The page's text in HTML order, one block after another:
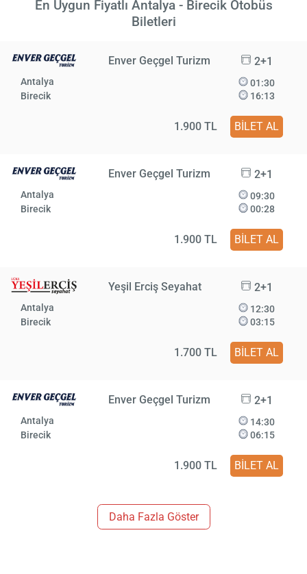
En Uygun Fiyatlı Antalya - Birecik Otobüs
Biletleri
Enver Geçgel Turizm 2+1
Antalya
Birecik
01:30
16:13
1.900 TL BİLET AL
Enver Geçgel Turizm 2+1
Antalya
Birecik
09:30
00:28
1.900 TL BİLET AL
Yeşil Erciş Seyahat 2+1
Antalya
Birecik
12:30
03:15
1.700 TL BİLET AL
Enver Geçgel Turizm 2+1
Antalya
Birecik
14:30
06:15
1.900 TL BİLET AL
Daha Fazla Göster